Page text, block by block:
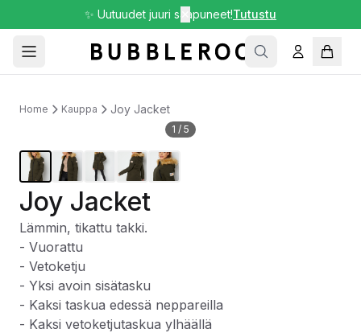
✨ Uutuudet juuri saapuneet!Tutustu
Home Kauppa Joy Jacket
1 / 5
Joy Jacket
Lämmin, tikattu takki.
- Vuorattu
- Vetoketju
- Yksi avoin sisätasku
- Kaksi taskua edessä neppareilla
- Kaksi vetoketjutaskua ylhäällä